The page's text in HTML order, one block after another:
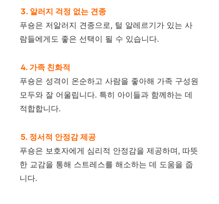
3. 알러지 걱정 없는 견종
푸숑은 저알러지 견종으로, 털 알레르기가 있는 사
람들에게도 좋은 선택이 될 수 있습니다.
4. 가족 친화적
푸숑은 성격이 온순하고 사람을 좋아해 가족 구성원
모두와 잘 어울립니다. 특히 아이들과 함께하는 데
적합합니다.
5. 정서적 안정감 제공
푸숑은 보호자에게 심리적 안정감을 제공하며, 따뜻
한 교감을 통해 스트레스를 해소하는 데 도움을 줍
니다.